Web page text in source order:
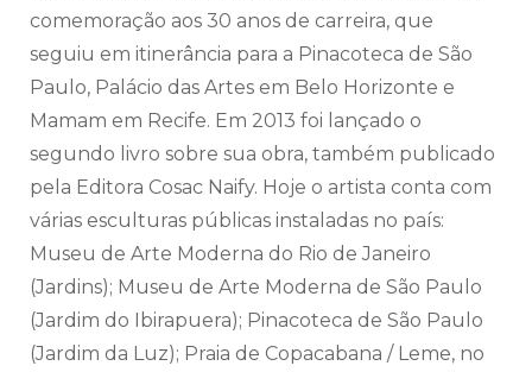
comemoração aos 30 anos de carreira, que
seguiu em itinerância para a Pinacoteca de São
Paulo, Palácio das Artes em Belo Horizonte e
Mamam em Recife. Em 2013 foi lançado o
segundo livro sobre sua obra, também publicado
pela Editora Cosac Naify. Hoje o artista conta com
várias esculturas públicas instaladas no país:
Museu de Arte Moderna do Rio de Janeiro
(Jardins); Museu de Arte Moderna de São Paulo
(Jardim do Ibirapuera); Pinacoteca de São Paulo
(Jardim da Luz); Praia de Copacabana / Leme, no